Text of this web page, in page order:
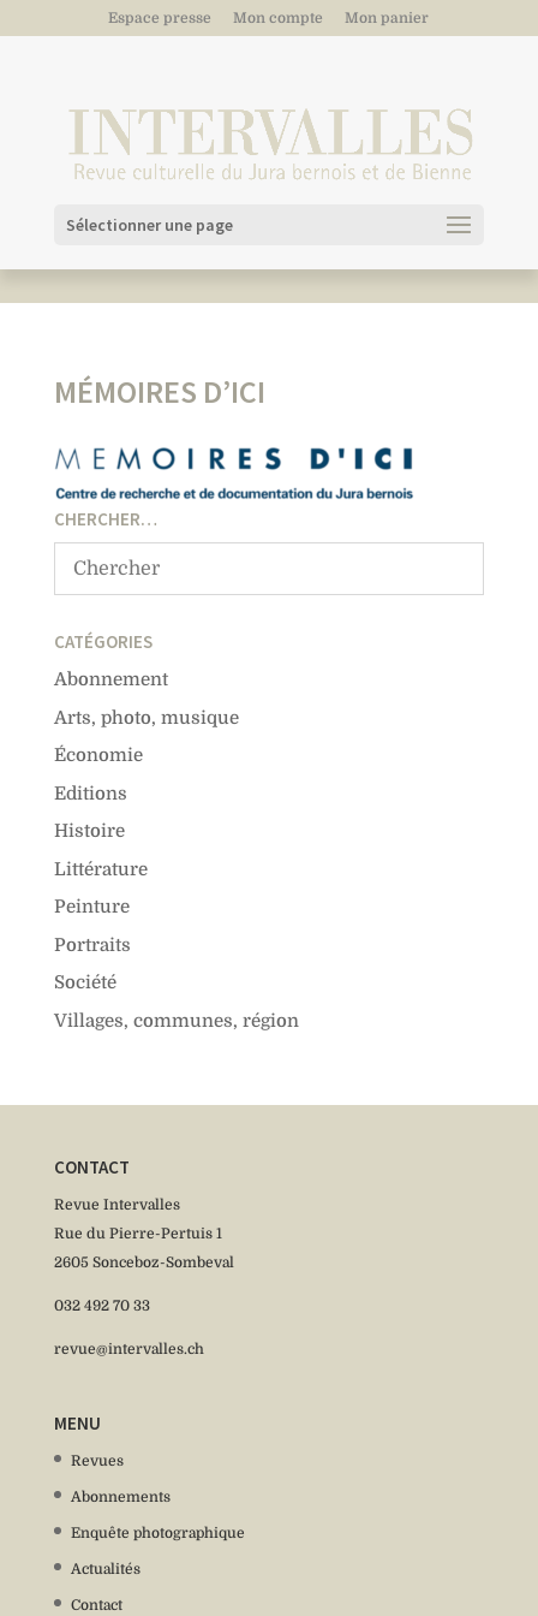
Espace presse Mon compte Mon panier
Sélectionner une page
MÉMOIRES D’ICI
CHERCHER…
CATÉGORIES
Abonnement
Arts, photo, musique
Économie
Editions
Histoire
Littérature
Peinture
Portraits
Société
Villages, communes, région
CONTACT
Revue Intervalles
Rue du Pierre-Pertuis 1
2605 Sonceboz-Sombeval
032 492 70 33
revue@intervalles.ch
MENU
Revues
Abonnements
Enquête photographique
Actualités
Contact